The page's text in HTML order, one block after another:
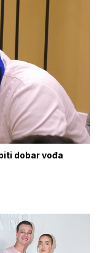
dobar vođa